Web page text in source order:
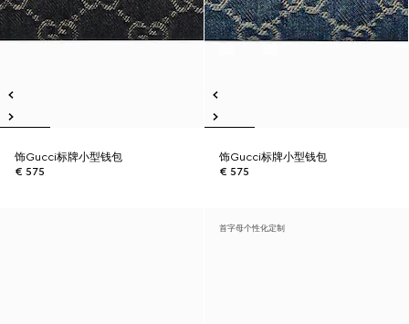
饰Gucci标牌小型钱包
€ 575
饰Gucci标牌小型钱包
€ 575
首字母个性化定制